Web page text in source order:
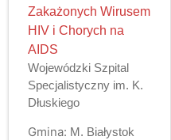
Zakażonych Wirusem
HIV i Chorych na
AIDS
Wojewódzki Szpital
Specjalistyczny im. K.
Dłuskiego
Gmina: M. Białystok